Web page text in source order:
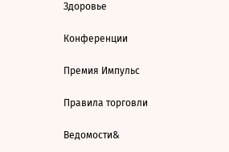
Здоровье
Конференции
Премия Импульс
Правила торговли
Ведомости&